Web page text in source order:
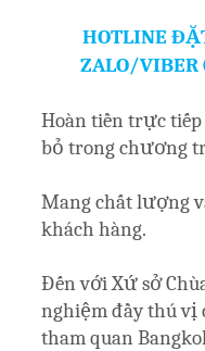
HOTLINE
ZALO/VIBER
Hoàn tiền trực
bỏ trong chương
Mang chất lượng
khách hàng.
Đến với Xứ sở
nghiệm đầy thú vị
tham quan